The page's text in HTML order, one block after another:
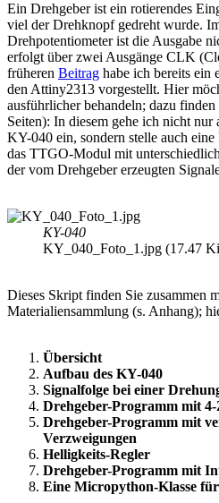
Ein Drehgeber ist ein rotierendes
viel der Drehknopf gedreht wurde.
Drehpotentiometer ist die Ausgabe
erfolgt über zwei Ausgänge CLK
früheren Beitrag habe ich bereits ein
den Attiny2313 vorgestellt. Hier
ausführlicher behandeln; dazu
Seiten): In diesem gehe ich nicht
KY-040 ein, sondern stelle auch
das TTGO-Modul mit
der vom Drehgeber erzeugten
KY-040
KY_040_Foto_1.jpg (17.47
Dieses Skript finden Sie zusammen
Materialiensammlung (s. Anhang);
Übersicht
Aufbau des KY-040
Signalfolge bei einer
Drehgeber-Programm mit
Drehgeber-Programm mit
Verzweigungen
Helligkeits-Regler
Drehgeber-Programm mit
Eine Micropython-Klasse